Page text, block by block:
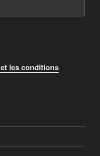
les conditions